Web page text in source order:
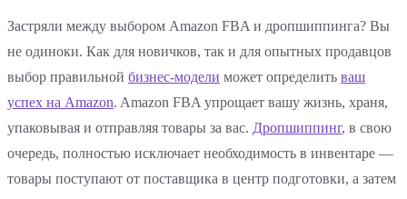
Застряли между выбором Amazon FBA и дропшиппинга? Вы
не одиноки. Как для новичков, так и для опытных продавцов
выбор правильной бизнес-модели может определить ваш
успех на Amazon. Amazon FBA упрощает вашу жизнь, храня,
упаковывая и отправляя товары за вас. Дропшиппинг, в свою
очередь, полностью исключает необходимость в инвентаре —
товары поступают от поставщика в центр подготовки, а затем